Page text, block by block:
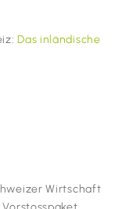
Das inländische
Wirtschaft